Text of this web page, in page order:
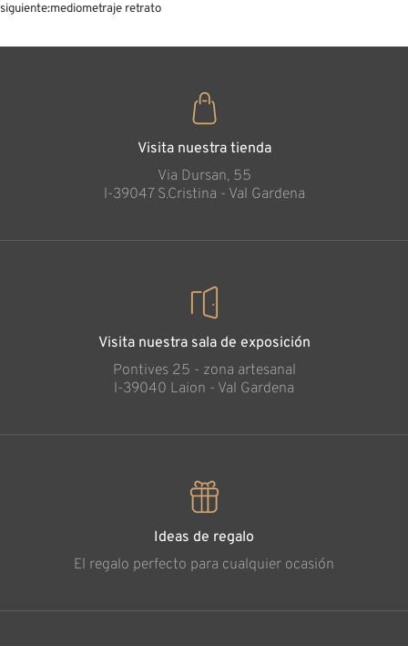
siguiente:mediometraje retrato
Visita nuestra tienda
Via Dursan, 55
l-39047 S.Cristina - Val Gardena
Visita nuestra sala de exposición
Pontives 25 - zona artesanal
l-39040 Laion - Val Gardena
Ideas de regalo
El regalo perfecto para cualquier ocasión